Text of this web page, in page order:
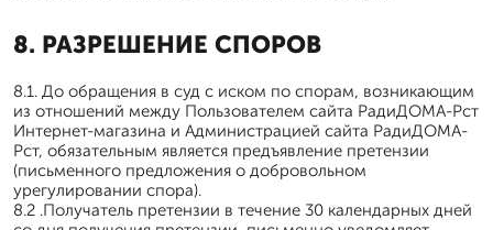
8. РАЗРЕШЕНИЕ СПОРОВ
8.1. До обращения в суд с иском по спорам, возникающим
из отношений между Пользователем сайта РадиДОМА-Рст
Интернет-магазина и Администрацией сайта РадиДОМА-
Рст, обязательным является предъявление претензии
(письменного предложения о добровольном
урегулировании спора).
8.2 .Получатель претензии в течение 30 календарных дней